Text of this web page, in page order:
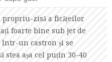
propriu-zisă a ficățeilor
foarte bine sub jet de
într-un castron și se
stea așa cel puțin 30-40